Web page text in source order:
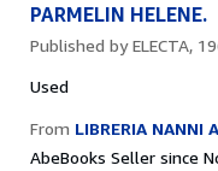
PARMELIN HELENE.
Published byELECTA,
Used
From LIBRERIA NANNI
AbeBooks Seller since